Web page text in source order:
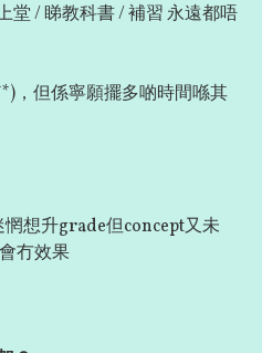
堂 / 睇教科書 / 補習 永遠都唔
，但係寧願擺多啲時間喺其
想升grade但concept又未
冇效果